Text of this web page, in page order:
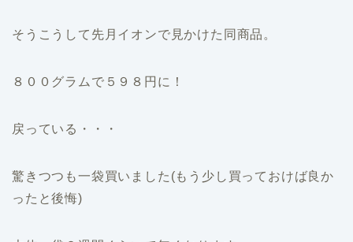
そうこうして先月イオンで見かけた同商品。
８００グラムで５９８円に！
戻っている・・・
驚きつつも一袋買いました(もう少し買っておけば良か
ったと後悔)